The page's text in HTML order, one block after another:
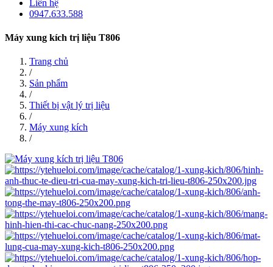
Liên hệ
0947.633.588
Máy xung kích trị liệu T806
Trang chủ
/
Sản phẩm
/
Thiết bị vật lý trị liệu
/
Máy xung kích
/